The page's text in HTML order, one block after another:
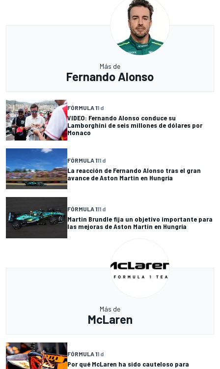
Más de
Fernando Alonso
FÓRMULA 11 d
VIDEO: Fernando Alonso conduce su
Lamborghini de seis millones de dólares por
Monaco
FÓRMULA 111 d
La reacción de Fernando Alonso tras el gran
avance de Aston Martin en Hungría
FÓRMULA 111 d
Martin Brundle fija un objetivo importante para
las mejoras de Aston Martin en Hungría
Más de
McLaren
FÓRMULA 11 d
Por qué McLaren ha sido cauteloso para